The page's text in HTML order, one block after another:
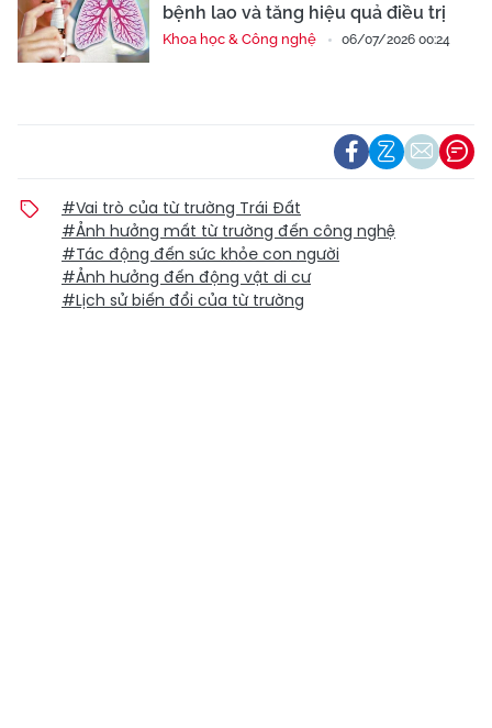
bệnh lao và tăng hiệu quả điều trị
Khoa học & Công nghệ 06/07/2026 00:24
#Vai trò của từ trường Trái Đất
#Ảnh hưởng mất từ trường đến công nghệ
#Tác động đến sức khỏe con người
#Ảnh hưởng đến động vật di cư
#Lịch sử biến đổi của từ trường